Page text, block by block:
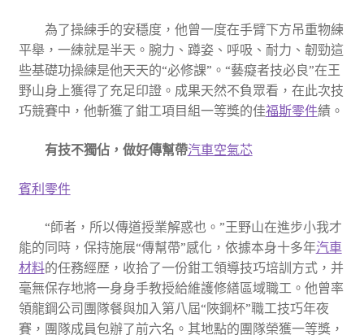
為了操練手的安穩度，他曾一度在手臂下方吊重物練
平舉，一練就是半天。腕力、蹲姿、呼吸、耐力、韌勁這
些基礎功操練是他天天的“必修課”。“藝癡者技必良”在王
野山身上獲得了充足印證。成果天然不負眾看，在此次技
巧競賽中，他斬獲了鉗工項目組一等獎的佳福斯零件績。
有技不獨佔，做好傳幫帶汽車空氣芯
賓利零件
“師者，所以傳道授業解惑也。”王野山在進步小我才
能的同時，保持施展“傳幫帶”感化，依據本身十多年汽車
材料的任務經歷，收拾了一份鉗工領導技巧培訓方式，并
毫無保存地將一身身手教授給維護修繕區域職工。他曾率
領龍鋼公司團隊餐與加入第八屆“陜鋼杯”職工技巧年夜
賽，團隊成員包辦了前六名。其地點的團隊榮獲一等獎，